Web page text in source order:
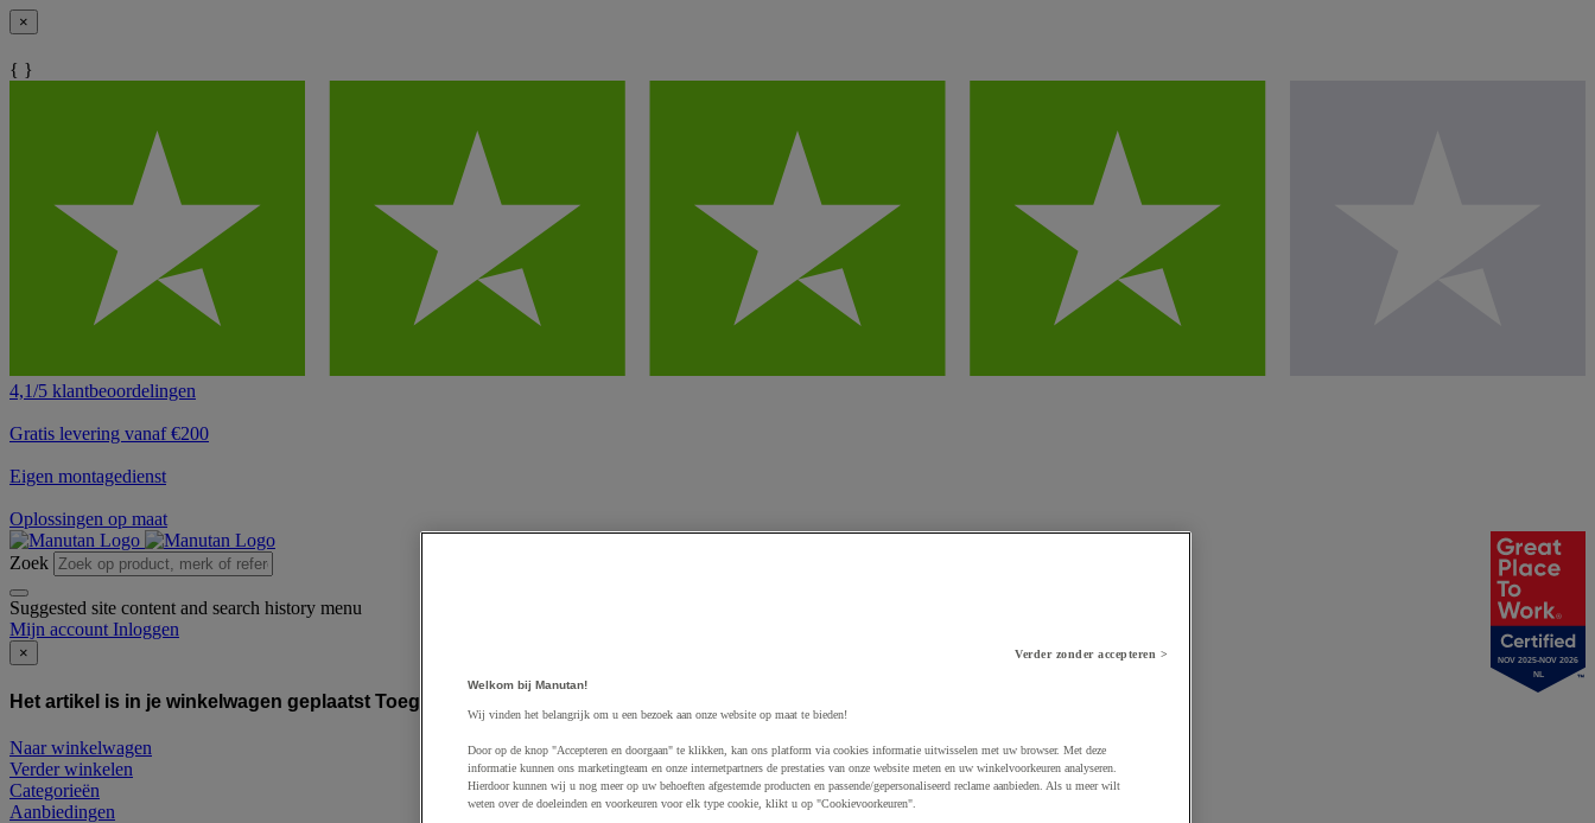
×
{ }
4,1/5 klantbeoordelingen
Gratis levering vanaf €200
Eigen montagedienst
Oplossingen op maat
Zoek
Suggested site content and search history menu
Mijn account Inloggen
×
Het artikel is in je winkelwagen geplaatst Toegevoegd aan winkelwagen
Naar winkelwagen
Verder winkelen
Categorieën
Aanbiedingen
NOV 2025-NOV 2026
NL
Verder zonder accepteren >
Welkom bij Manutan!
Wij vinden het belangrijk om u een bezoek aan onze website op maat te bieden!
Door op de knop "Accepteren en doorgaan" te klikken, kan ons platform via cookies informatie uitwisselen met uw browser. Met deze
informatie kunnen ons marketingteam en onze internetpartners de prestaties van onze website meten en uw winkelvoorkeuren analyseren.
Hierdoor kunnen wij u nog meer op uw behoeften afgestemde producten en passende/gepersonaliseerd reclame aanbieden. Als u meer wilt
weten over de doeleinden en voorkeuren voor elk type cookie, klikt u op "Cookievoorkeuren".